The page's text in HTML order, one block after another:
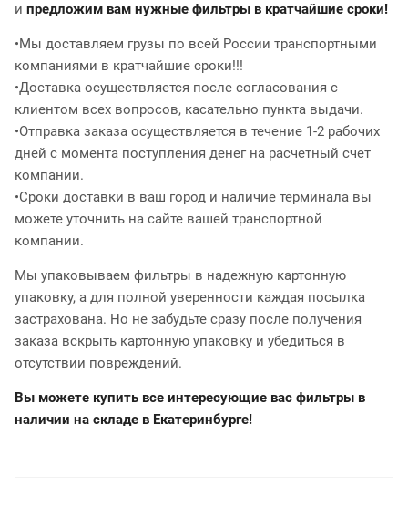
и предложим вам нужные фильтры в кратчайшие сроки!
•Мы доставляем грузы по всей России транспортными
компаниями в кратчайшие сроки!!!
•Доставка осуществляется после согласования с
клиентом всех вопросов, касательно пункта выдачи.
•Отправка заказа осуществляется в течение 1-2 рабочих
дней с момента поступления денег на расчетный счет
компании.
•Сроки доставки в ваш город и наличие терминала вы
можете уточнить на сайте вашей транспортной
компании.
Мы упаковываем фильтры в надежную картонную
упаковку, а для полной уверенности каждая посылка
застрахована. Но не забудьте сразу после получения
заказа вскрыть картонную упаковку и убедиться в
отсутствии повреждений.
Вы можете купить все интересующие вас фильтры в
наличии на складе в Екатеринбурге!